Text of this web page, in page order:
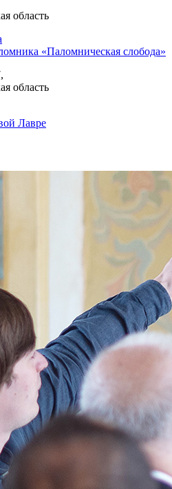
область
«Паломническая слобода»
область
Лавре